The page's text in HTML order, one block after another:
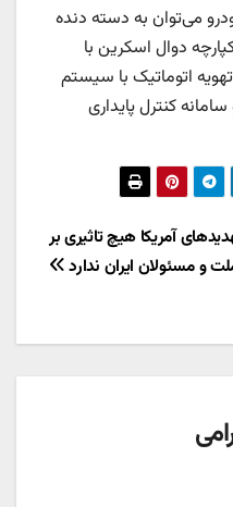
می‌توان به دسته‌ دنده
دوال اسکرین با
اتوماتیک با سیستم
کنترل پایداری
آمریکا هیچ تاثیری بر
و مسئولان ایران ندارد